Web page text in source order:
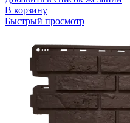
В корзину
Быстрый просмотр